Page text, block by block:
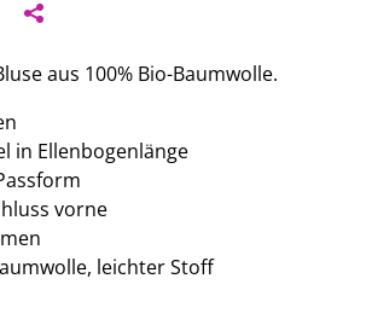
aus 100% Bio-Baumwolle.
in Ellenbogenlänge
vorne
leichter Stoff